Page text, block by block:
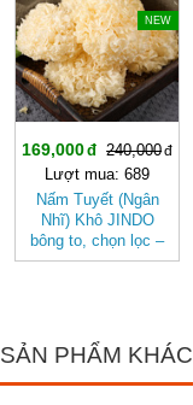
NEW
169,000
240,000
Lượt mua: 689
Nấm Tuyết (Ngân
Nhĩ) Khô JINDO
bông to, chọn lọc –
Dưỡng Nhan, Thanh
SẢN PHẨM KHÁC